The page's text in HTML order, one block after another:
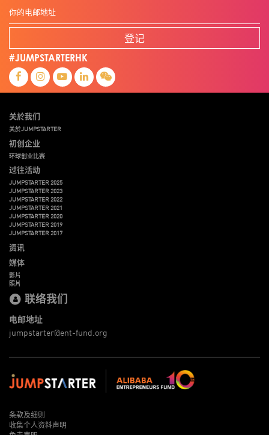
登记
#JUMPSTARTERHK
关於我们
关於JUMPSTARTER
初创企业
环球创业比赛
过往活动
JUMPSTARTER 2025
JUMPSTARTER 2023
JUMPSTARTER 2022
JUMPSTARTER 2021
JUMPSTARTER 2020
JUMPSTARTER 2019
JUMPSTARTER 2017
资讯
媒体
影片
照片
联络我们
电邮地址
jumpstarter@ent-fund.org
条款及细则
收集个人资料声明